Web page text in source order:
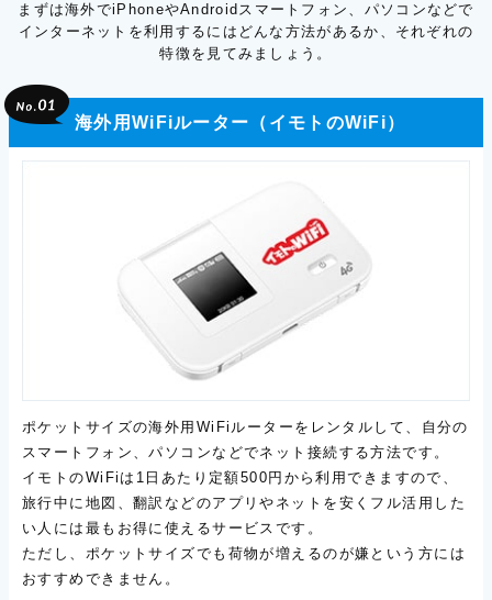
まずは海外でiPhoneやAndroidスマートフォン、パソコンなどで
インターネットを利用するにはどんな方法があるか、それぞれの
特徴を見てみましょう。
海外用WiFiルーター（イモトのWiFi）
ポケットサイズの海外用WiFiルーターをレンタルして、自分の
スマートフォン、パソコンなどでネット接続する方法です。
イモトのWiFiは1日あたり定額500円から利用できますので、
旅行中に地図、翻訳などのアプリやネットを安くフル活用した
い人には最もお得に使えるサービスです。
ただし、ポケットサイズでも荷物が増えるのが嫌という方には
おすすめできません。